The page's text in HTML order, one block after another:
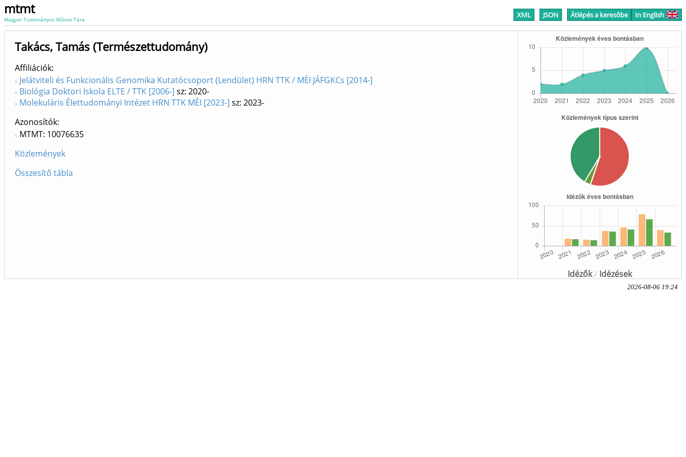
mtmt
Magyar Tudományos Művek Tára XML JSON Átlépés a keresőbe In English
Idézők/ Idézések
Takács, Tamás (Természettudomány)
Affiliációk
Jelátviteli és Funkcionális Genomika Kutatócsoport (Lendület) HRN TTK / MÉI JÁFGKCs [2014-]
Biológia Doktori Iskola ELTE / TTK [2006-] sz: 2020-
Molekuláris Élettudományi Intézet HRN TTK MÉI [2023-] sz: 2023-
Azonosítók
MTMT: 10076635
Közlemények
Összesítő tábla
2026-08-06 19:24